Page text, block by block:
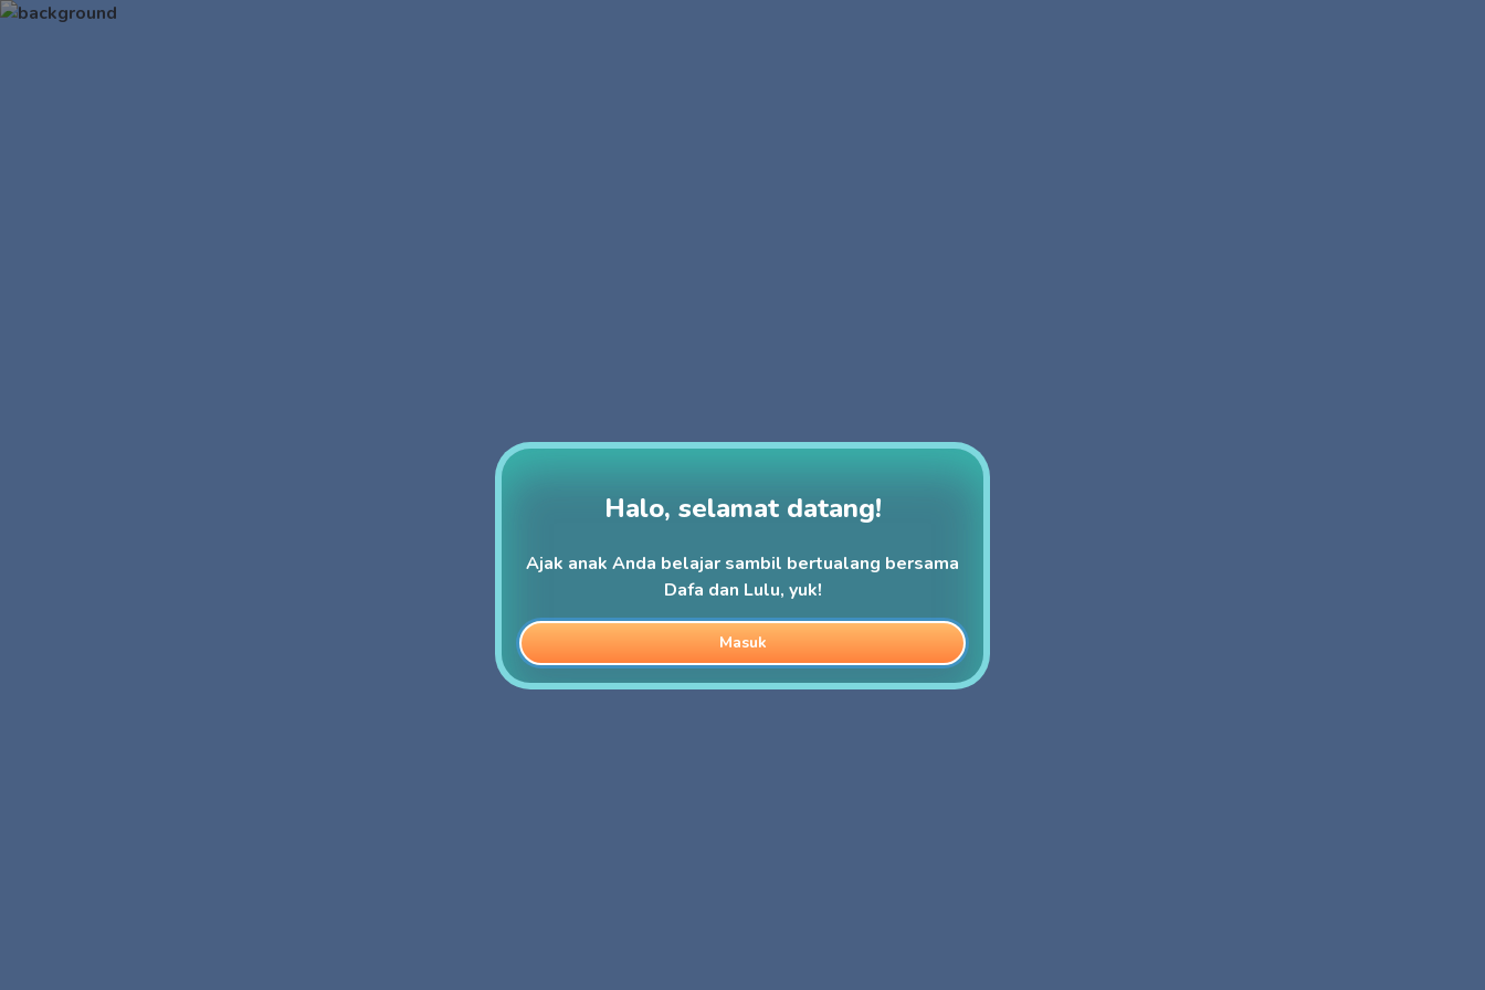
Halo, selamat datang!
Ajak anak Anda belajar sambil bertualang bersama
Dafa dan Lulu, yuk!
Masuk